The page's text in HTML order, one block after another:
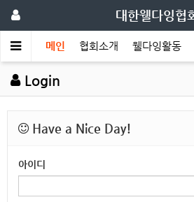
대한웰다잉협
메인 협회소개 웰다잉활동
Login
Have a Nice Day!
아이디